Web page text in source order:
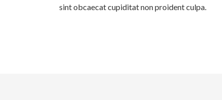
sint obcaecat cupiditat non proident culpa.